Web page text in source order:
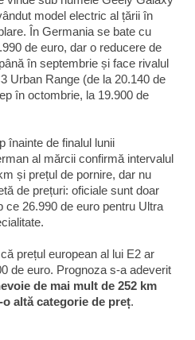
model electric al țării în
În Germania se bate cu
de euro, dar o reducere de
în septembrie și face rivalul
Urban Range (de la 20.140 de
în octombrie, la 19.900 de
înainte de finalul lunii
al mărcii confirmă intervalul
și prețul de pornire, dar nu
de prețuri: oficiale sunt doar
ce 26.990 de euro pentru Ultra
prețul european al lui E2 ar
de euro. Prognoza s-a adeverit
de mai mult de 252 km
altă categorie de preț.